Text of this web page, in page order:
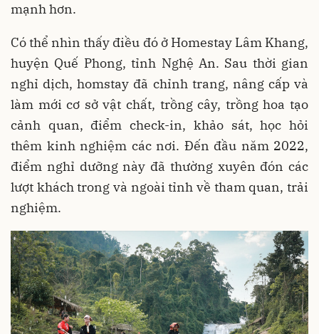
mạnh hơn.
Có thể nhìn thấy điều đó ở Homestay Lâm Khang,
huyện Quế Phong, tỉnh Nghệ An. Sau thời gian
nghỉ dịch, homstay đã chỉnh trang, nâng cấp và
làm mới cơ sở vật chất, trồng cây, trồng hoa tạo
cảnh quan, điểm check-in, khảo sát, học hỏi
thêm kinh nghiệm các nơi. Đến đầu năm 2022,
điểm nghỉ dưỡng này đã thường xuyên đón các
lượt khách trong và ngoài tỉnh về tham quan, trải
nghiệm.